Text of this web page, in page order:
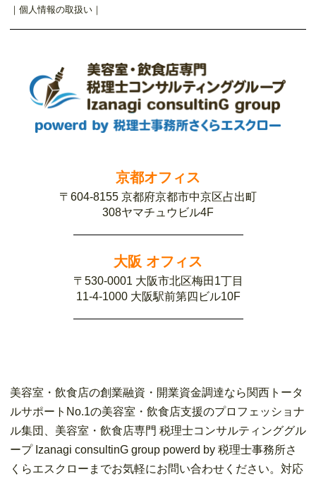
｜ 個人情報の取扱い ｜
京都オフィス
〒604-8155 京都府京都市中京区占出町
308ヤマチュウビル4F
大阪 オフィス
〒530-0001 大阪市北区梅田1丁目
11-4-1000 大阪駅前第四ビル10F
美容室・飲食店の創業融資・開業資金調達なら関西トータ
ルサポートNo.1の美容室・飲食店支援のプロフェッショナ
ル集団、美容室・飲食店専門 税理士コンサルティンググル
ープ Izanagi consultinG group powerd by 税理士事務所さ
くらエスクローまでお気軽にお問い合わせください。対応